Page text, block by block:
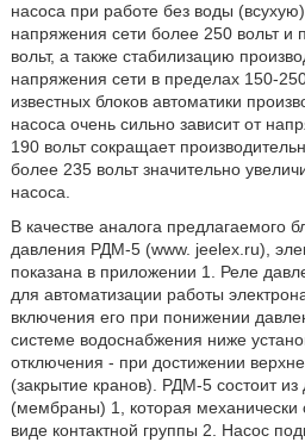
насоса при работе без воды
напряжения сети более 250 вольт
вольт, а также стабилизацию
напряжения сети в пределах 150-
известных блоков автоматики
насоса очень сильно зависит от
190 вольт сокращает
более 235 вольт значительно
насоса.
В качестве аналога предлагаемого
давления РДМ-5 (www. jeelex.ru),
показана в приложении 1. Реле
для автоматизации работы
включения его при понижении
системе водоснабжения ниже
отключения - при достижении
(закрытие кранов). РДМ-5 состоит из
(мембраны) 1, которая механически
виде контактной группы 2. Насос